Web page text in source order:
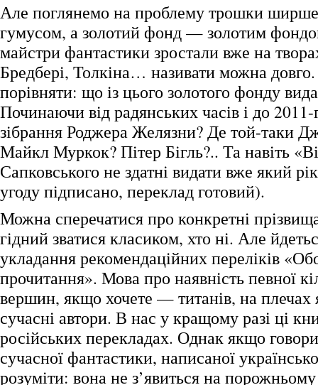
Але поглянемо на проблему трошки
гумусом, а золотий фонд — золотим
майстри фантастики зростали вже на
Бредбері, Толкіна… називати можна
порівняти: що із цього золотого фонду
Починаючи від радянських часів і до
зібрання Роджера Желязни? Де той-таки
Майкл Муркок? Пітер Бігль?.. Та навіть
Сапковського не здатні видати вже який
угоду підписано, переклад готовий).
Можна сперечатися про конкретні
гідний зватися класиком, хто ні. Але
укладання рекомендаційних переліків
прочитання». Мова про наявність певної
вершин, якщо хочете — титанів, на плечах
сучасні автори. В нас у кращому разі ці
російських перекладах. Однак якщо
сучасної фантастики, написаної
розуміти: вона не з’явиться на